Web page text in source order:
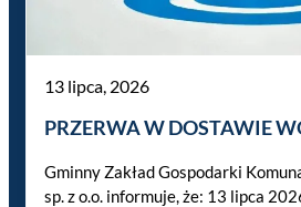
13 lipca, 2026
PRZERWA W DOSTAWIE
Gminny Zakład Gospodarki
sp. z o.o. informuje, że: 13 lipca